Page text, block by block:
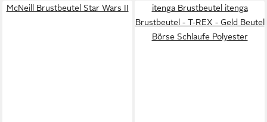
McNeill Brustbeutel Star Wars II
itenga Brustbeutel itenga
Brustbeutel - T-REX - Geld Beutel
Börse Schlaufe Polyester